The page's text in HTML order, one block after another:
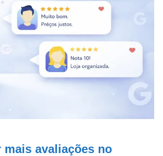
mais avaliações no
(62) 99168 - 8014